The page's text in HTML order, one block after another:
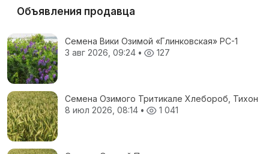
Объявления продавца
Семена Вики Озимой «Глинковская» РС-1
3 авг 2026, 09:24 • 127
Семена Озимого Тритикале Хлебороб, Тихон
8 июл 2026, 08:14 • 1 041